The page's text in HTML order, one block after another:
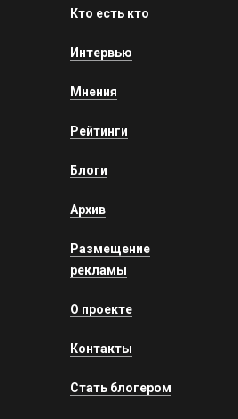
Кто есть кто
Интервью
Мнения
Рейтинги
Блоги
Архив
Размещение
рекламы
О проекте
Контакты
Стать блогером